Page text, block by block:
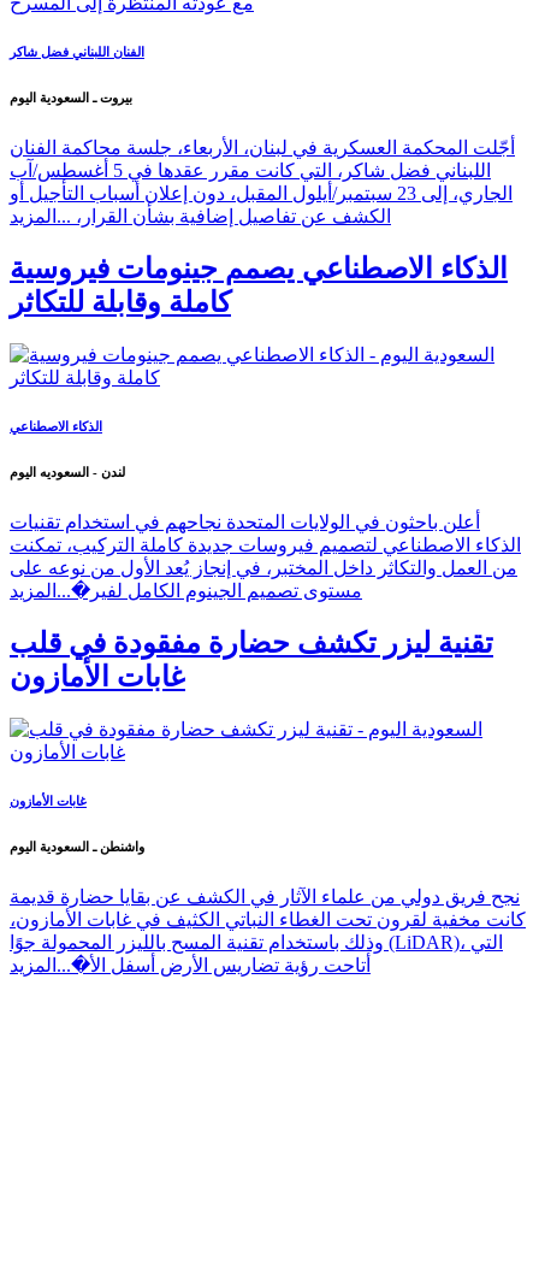
الفنان اللبناني فضل شاكر
بيروت ـ السعودية اليوم
أجّلت المحكمة العسكرية في لبنان، الأربعاء، جلسة محاكمة الفنان
اللبناني فضل شاكر، التي كانت مقرر عقدها في 5 أغسطس/آب
الجاري، إلى 23 سبتمبر/أيلول المقبل، دون إعلان أسباب التأجيل أو
الكشف عن تفاصيل إضافية بشأن القرار، ... المزيد
الذكاء الاصطناعي يصمم جينومات فيروسية
كاملة وقابلة للتكاثر
الذكاء الاصطناعي
لندن - السعوديه اليوم
أعلن باحثون في الولايات المتحدة نجاحهم في استخدام تقنيات
الذكاء الاصطناعي لتصميم فيروسات جديدة كاملة التركيب، تمكنت
من العمل والتكاثر داخل المختبر، في إنجاز يُعد الأول من نوعه على
مستوى تصميم الجينوم الكامل لفير�... المزيد
تقنية ليزر تكشف حضارة مفقودة في قلب
غابات الأمازون
غابات الأمازون
واشنطن ـ السعودية اليوم
نجح فريق دولي من علماء الآثار في الكشف عن بقايا حضارة قديمة
كانت مخفية لقرون تحت الغطاء النباتي الكثيف في غابات الأمازون،
وذلك باستخدام تقنية المسح بالليزر المحمولة جوًا (LiDAR)، التي
أتاحت رؤية تضاريس الأرض أسفل الأ�... المزيد